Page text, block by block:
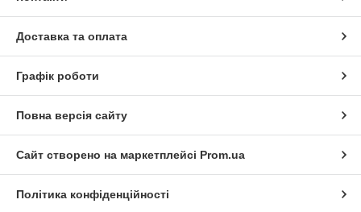
Доставка та оплата
Графік роботи
Повна версія сайту
Сайт створено на маркетплейсі Prom.ua
Політика конфіденційності